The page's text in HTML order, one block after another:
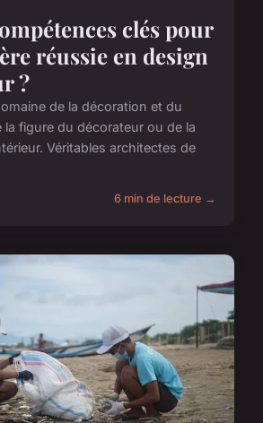
clés pour
réussie en design
?
de la décoration et du
la figure du décorateur ou de la
Véritables architectes de
6 min de lecture →